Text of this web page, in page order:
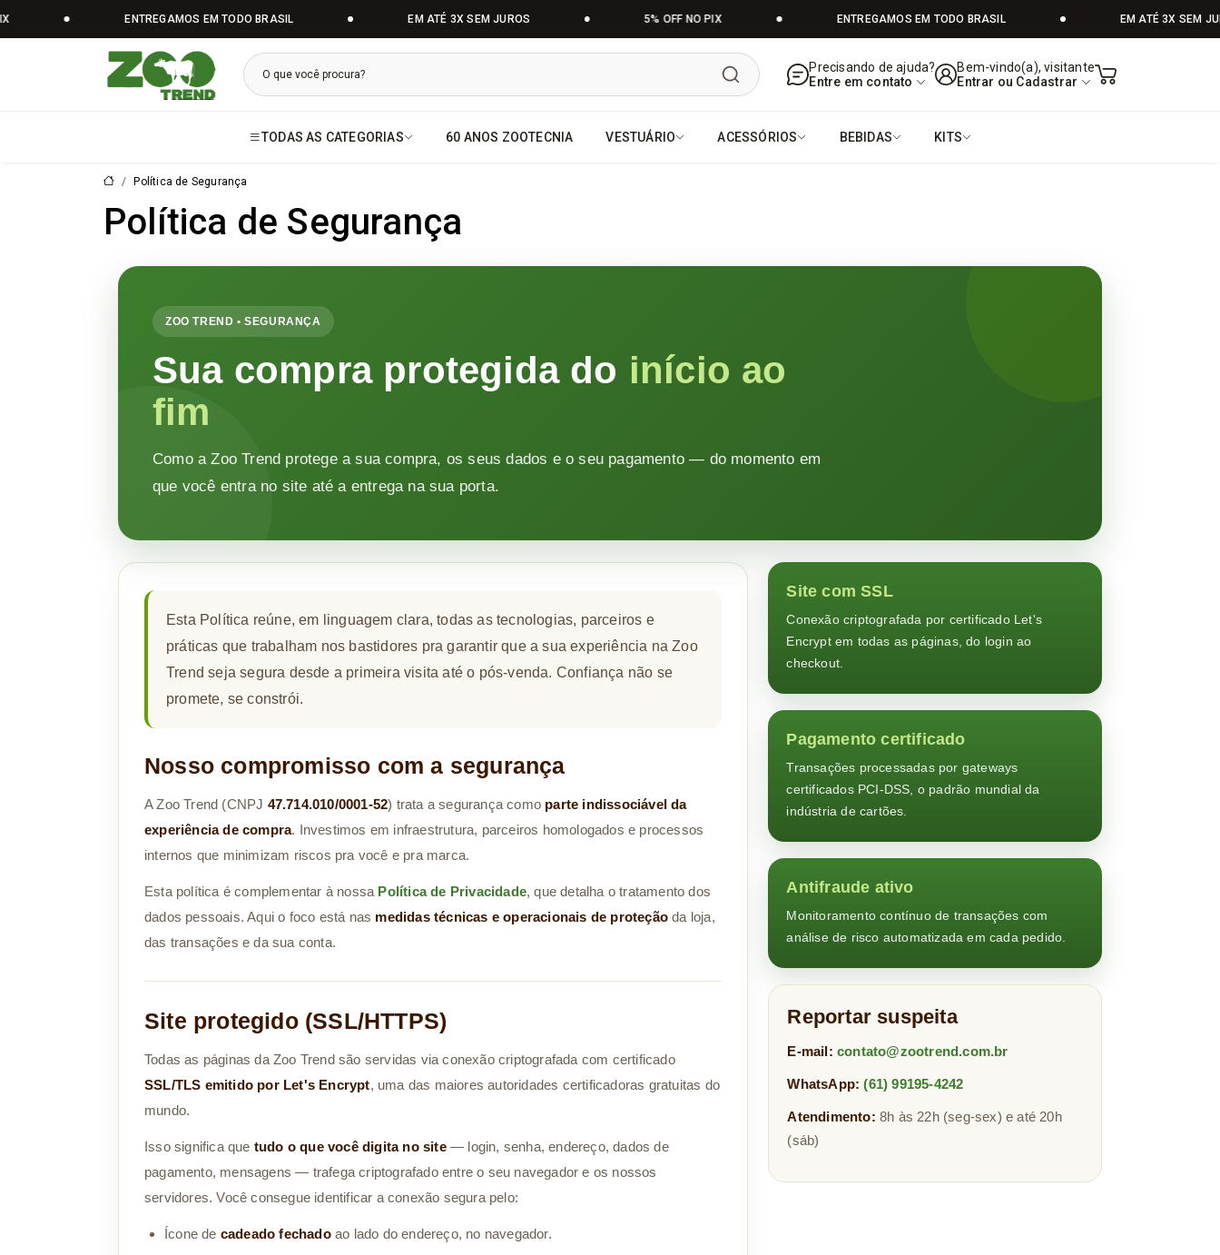
ENTREGAMOS EM TODO BRASIL EM ATÉ 3X SEM JUROS 5% OFF NO PIX ENTREGAMOS EM TODO BRASIL EM ATÉ 3X SEM
Zoo Trend | Vista o orgulho de quem vive do campo
Precisando de ajuda?
Entre em contato
Bem-vindo(a), visitante
Entrar ou Cadastrar
TODAS AS CATEGORIAS 60 ANOS ZOOTECNIA VESTUÁRIO ACESSÓRIOS BEBIDAS KITS
Política de Segurança
Política de Segurança
ZOO TREND • SEGURANÇA
Sua compra protegida do início ao
fim
Como a Zoo Trend protege a sua compra, os seus dados e o seu pagamento — do momento em
que você entra no site até a entrega na sua porta.
Esta Política reúne, em linguagem clara, todas as tecnologias, parceiros e
práticas que trabalham nos bastidores pra garantir que a sua experiência na Zoo
Trend seja segura desde a primeira visita até o pós-venda. Confiança não se
promete, se constrói.
Nosso compromisso com a segurança
A Zoo Trend (CNPJ 47.714.010/0001-52) trata a segurança como parte indissociável da
experiência de compra. Investimos em infraestrutura, parceiros homologados e processos
internos que minimizam riscos pra você e pra marca.
Esta política é complementar à nossa Política de Privacidade, que detalha o tratamento dos
dados pessoais. Aqui o foco está nas medidas técnicas e operacionais de proteção da loja,
das transações e da sua conta.
Site protegido (SSL/HTTPS)
Todas as páginas da Zoo Trend são servidas via conexão criptografada com certificado
SSL/TLS emitido por Let's Encrypt, uma das maiores autoridades certificadoras gratuitas do
mundo.
Isso significa que tudo o que você digita no site— login, senha, endereço, dados de
pagamento, mensagens — trafega criptografado entre o seu navegador e os nossos
servidores. Você consegue identificar a conexão segura pelo:
Ícone de cadeado fechadoao lado do endereço, no navegador.
Site com SSL
Conexão criptografada por certificado Let's
Encrypt em todas as páginas, do login ao
checkout.
Pagamento certificado
Transações processadas por gateways
certificados PCI-DSS, o padrão mundial da
indústria de cartões.
Antifraude ativo
Monitoramento contínuo de transações com
análise de risco automatizada em cada pedido.
Reportar suspeita
E-mail: contato@zootrend.com.br
WhatsApp: (61) 99195-4242
Atendimento: 8h às 22h (seg-sex) e até 20h
(sáb)